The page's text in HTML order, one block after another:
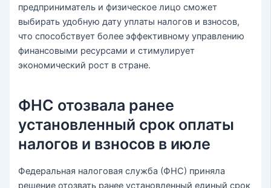
предприниматель и физическое лицо сможет
выбирать удобную дату уплаты налогов и взносов,
что способствует более эффективному управлению
финансовыми ресурсами и стимулирует
экономический рост в стране.
ФНС отозвала ранее
установленный срок оплаты
налогов и взносов в июле
Федеральная налоговая служба (ФНС) приняла